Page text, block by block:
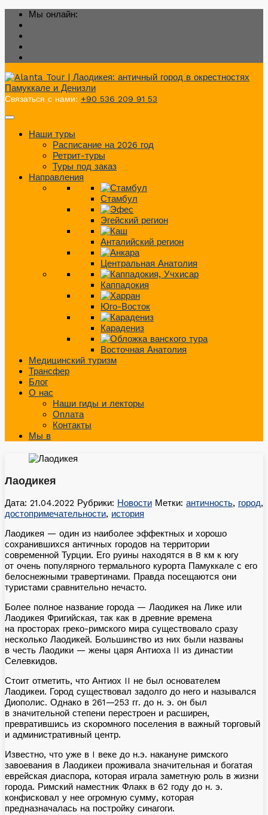
Мы онлайн:
Связаться с нами: +90 536 209 91 53
Наши туры
Расписание на 2026 год
Ретрит-туры
Туры под заказ
Направления
Стамбул
Эгейский регион
Анталийский регион
Центральная Анатолия
Каппадокия
Юго-Восток
Карадениз
Восточная Анатолия
Медицинский туризм
Трансфер
Блог
О нас
Наши гиды и лекторы
Оплата
Контакты
Мы в
Лаодикея
Дата: 21.04.2022 Рубрики: Новости Метки: античность, город,
достопримечательности, история
Лаодикея — один из наиболее эффектных и хорошо
сохранившихся античных городов на территории
современной Турции. Его руины находятся в 8 км к югу
от очень популярного термального курорта Памуккале с его
белоснежными травертинами. Правда посещаются они
туристами сравнительно нечасто.
Более полное название города — Лаодикея на Лике или
Лаодикея Фригийская, так как в древние времена
на просторах греко-римского мира существовало сразу
несколько Лаодикей. Большинство из них были названы
в честь Лаодики — жены царя Антиоха II из династии
Селевкидов.
Стоит отметить, что Антиох II не был основателем
Лаодикеи. Город существовал задолго до него и назывался
Диополис. Однако в 261—253 гг. до н. э. он был
в значительной степени перестроен и расширен,
превратившись из скоромного поселения в важный торговый
и административный центр.
Известно, что уже в I веке до н.э. накануне римского
завоевания в Лаодикеи проживала значительная и богатая
еврейская диаспора, которая играла заметную роль в жизни
города. Римский наместник Флакк в 62 году до н. э.
конфисковал у нее огромную сумму, которая
предназначалась на постройку синагоги.